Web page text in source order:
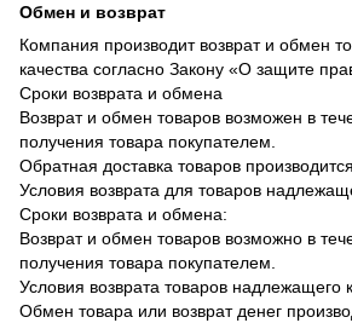
Обмен и возврат
Компания производит возврат и обмен
качества согласно Закону «О защите
Сроки возврата и обмена
Возврат и обмен товаров возможен в
получения товара покупателем.
Обратная доставка товаров
Условия возврата для товаров
Сроки возврата и обмена:
Возврат и обмен товаров возможно в
получения товара покупателем.
Условия возврата товаров надлежащего
Обмен товара или возврат денег